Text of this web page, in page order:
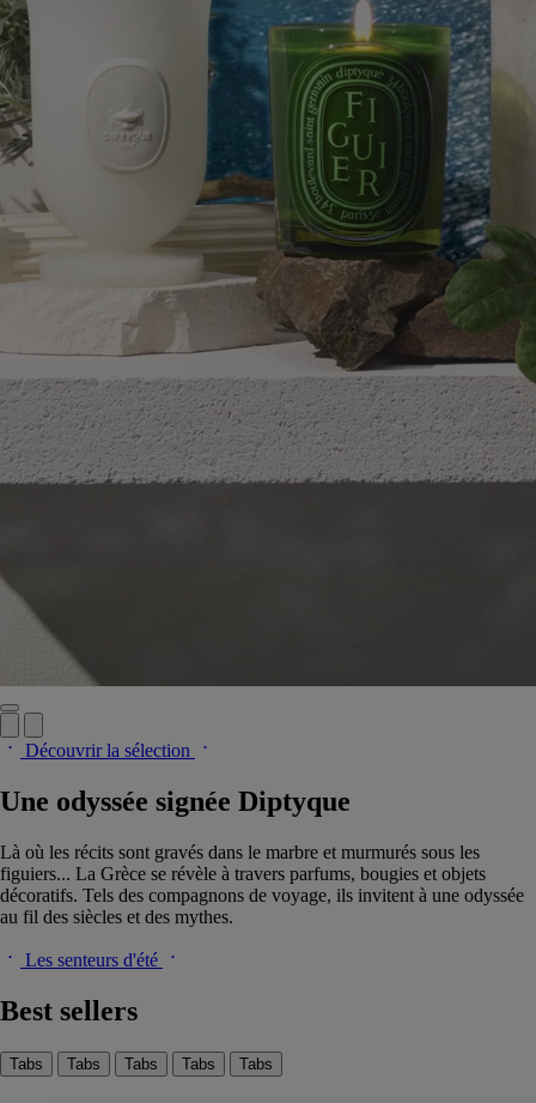
Découvrir la sélection
Une odyssée signée Diptyque
Là où les récits sont gravés dans le marbre et murmurés sous les
figuiers... La Grèce se révèle à travers parfums, bougies et objets
décoratifs. Tels des compagnons de voyage, ils invitent à une odyssée
au fil des siècles et des mythes.
Les senteurs d'été
Best sellers
Tabs Tabs Tabs Tabs Tabs